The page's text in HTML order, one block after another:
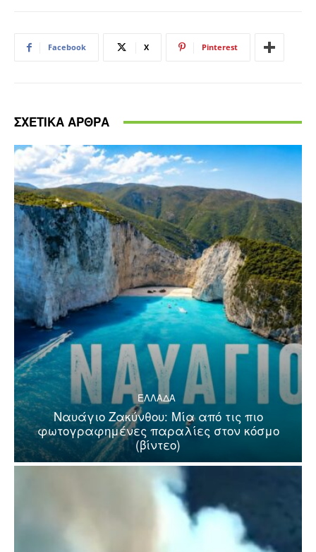
Facebook X Pinterest
ΣΧΕΤΙΚΑ ΑΡΘΡΑ
ΕΛΛΑΔΑ
Ναυάγιο Ζακύνθου: Μία από τις πιο
φωτογραφημένες παραλίες στον κόσμο
(βίντεο)